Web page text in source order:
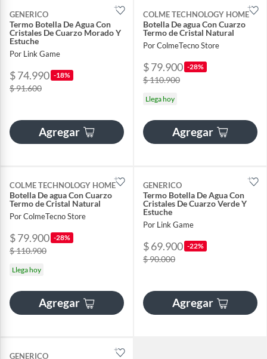
GENERICO
Termo Botella De Agua Con
Cristales De Cuarzo Morado Y
Estuche
Por Link Game
$ 74.990 -18%
$ 91.600
Agregar
COLME TECHNOLOGY HOME
Botella De agua Con Cuarzo
Termo de Cristal Natural
Por ColmeTecno Store
$ 79.900 -28%
$ 110.900
Llega hoy
Agregar
COLME TECHNOLOGY HOME
Botella De agua Con Cuarzo
Termo de Cristal Natural
Por ColmeTecno Store
$ 79.900 -28%
$ 110.900
Llega hoy
Agregar
GENERICO
Termo Botella De Agua Con
Cristales De Cuarzo Verde Y
Estuche
Por Link Game
$ 69.900 -22%
$ 90.000
Agregar
GENERICO